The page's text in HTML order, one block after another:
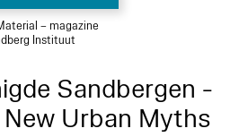
– magazine
Instituut
Sandbergen -
Urban Myths